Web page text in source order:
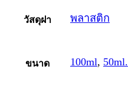
วัสดุฝา พลาสติก
ขนาด 100ml, 50ml.